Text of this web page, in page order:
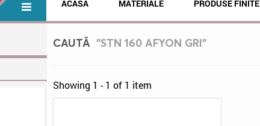
ACASĂ MATERIALE PRODUSE FINITE
CAUTĂ "STN 160 AFYON GRI"
Showing 1 - 1 of 1 item